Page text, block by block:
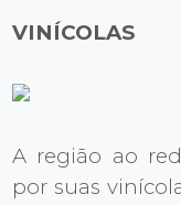
VINÍCOLAS
A região ao
por suas